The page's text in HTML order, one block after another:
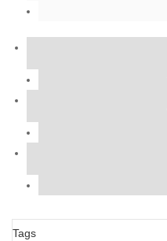
Tags